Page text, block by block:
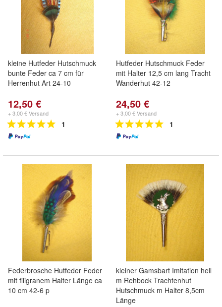
kleine Hutfeder Hutschmuck
bunte Feder ca 7 cm für
Herrenhut Art 24-10
12,50 €
+ 3,00 € Versand
1
Hutfeder Hutschmuck Feder
mit Halter 12,5 cm lang Tracht
Wanderhut 42-12
24,50 €
+ 3,00 € Versand
1
Federbrosche Hutfeder Feder
mit filigranem Halter Länge ca
10 cm 42-6 p
kleiner Gamsbart Imitation hell
m Rehbock Trachtenhut
Hutschmuck m Halter 8,5cm
Länge